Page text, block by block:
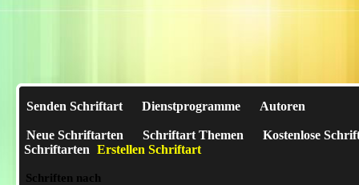
Senden Schriftart Dienstprogramme Autoren
Neue Schriftarten Schriftart Themen
Kostenlose
Schriftarten Erstellen Schriftart
Schriften nach